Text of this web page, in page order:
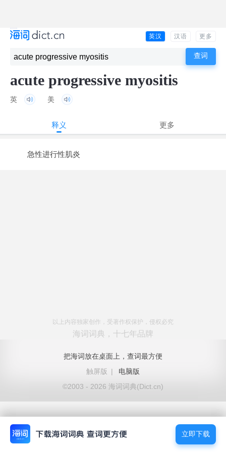
英汉 汉语 更多
acute progressive myositis
英 美
释义 更多
急性进行性肌炎
以上内容独家创作，受著作权保护，侵权必究
海词词典，十七年品牌
把海词放在桌面上，查词最方便
触屏版
|
电脑版
©2003 - 2026 海词词典(Dict.cn)
立即下载
立即下载